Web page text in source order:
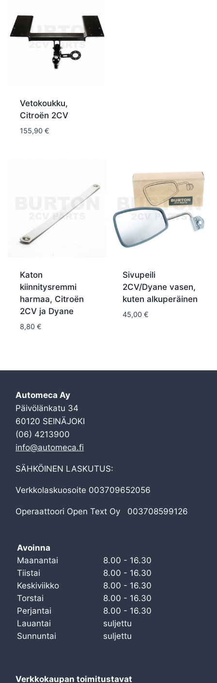
Vetokoukku,
Citroën 2CV
155,90 €
Katon
kiinnitysremmi
harmaa, Citroën
2CV ja Dyane
8,80 €
Sivupeili
2CV/Dyane vasen,
kuten alkuperäinen
45,00 €
Automeca Ay
Päivölänkatu 34
60120 SEINÄJOKI
(06) 4213900
info@automeca.fi
SÄHKÖINEN LASKUTUS:
Verkkolaskuosoite 003709652056
Operaattoori Open Text Oy 003708599126
Avoinna
Maanantai
8.00 - 16.30
Tiistai
8.00 - 16.30
Keskiviikko
8.00 - 16.30
Torstai
8.00 - 16.30
Perjantai
8.00 - 16.30
Lauantai
suljettu
Sunnuntai
suljettu
Verkkokaupan toimitustavat